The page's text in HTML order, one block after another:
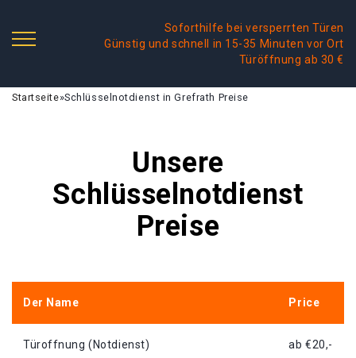
Soforthilfe bei versperrten Türen
Günstig und schnell in 15-35 Minuten vor Ort
Türöffnung ab 30 €
Startseite»Schlüsselnotdienst in Grefrath Preise
Unsere
Schlüsselnotdienst
Preise
Der Name Price
Türoffnung (Notdienst) ab €20,-